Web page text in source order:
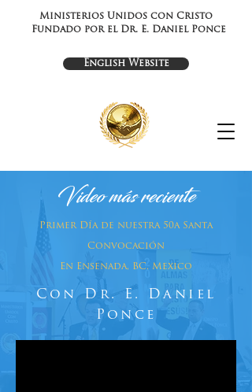
Ministerios Unidos con Cristo
Fundado por el Dr. E. Daniel Ponce
English Website
Video más reciente
Primer Día de nuestra 50a Santa
Convocación
En Ensenada, BC. Mexico
Con Dr. E. Daniel
Ponce